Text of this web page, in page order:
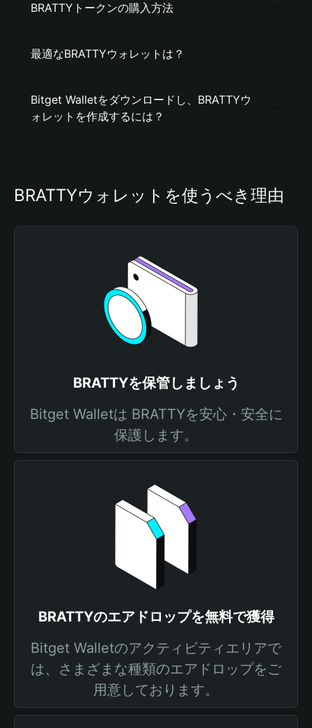
BRATTYトークンの購入方法
最適なBRATTYウォレットは？
Bitget Walletをダウンロードし、BRATTYウ
ォレットを作成するには？
BRATTYウォレットを使うべき理由
BRATTYを保管しましょう
Bitget Walletは BRATTYを安心・安全に
保護します。
BRATTYのエアドロップを無料で獲得
Bitget Walletのアクティビティエリアで
は、さまざまな種類のエアドロップをご
用意しております。